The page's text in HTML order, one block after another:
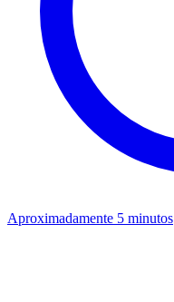
Aproximadamente 5 minutos